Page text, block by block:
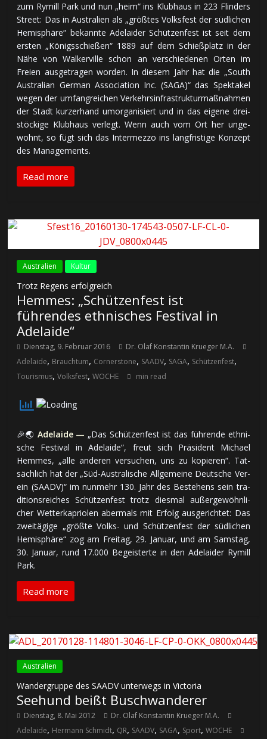
zum Rymill Park und nun „heim“ ins Klub­haus in 223 Flinders
Street: Das in Aus­tra­lien als „grö­ßtes Volks­fest der süd­li­chen
He­mi­sphä­re“ be­kann­te Ade­lai­der Schüt­zen­fest ist seit dem
ers­ten „Kö­nigs­schie­ßen“ 1889 auf dem Schieß­platz in der
Nä­he von Wal­ker­vil­le schon an ver­schie­de­nen Or­ten im
Freien aus­ge­tra­gen wor­den. In die­sem Jahr hat die „South
Aus­tralian Ger­man Associ­ation Inc. (SAGA)“ das Spek­ta­kel
we­gen der um­fang­rei­chen Ver­kehrs­in­fra­struk­tur­maß­nah­men
der Stadt kur­zer­hand um­or­ga­ni­siert und in das ei­ge­ne drei­
stö­cki­ge Klub­haus ver­legt. Wenn auch vom Ort her un­ge­
wohnt, so fügt sich das In­ter­mez­zo ins lang­fris­ti­ge Kon­zept
des Ma­na­ge­ments.
Read more
Australien Kultur
Trotz Regens erfolgreich
Hemmes: „Schützenfest ist
führendes ethnisches Festival in
Adelaide“
Dienstag, 9. Februar 2016
Dr. Olaf Konstantin Krueger M.A.
Adelaide, Brauchtum, Cornerstone, SAADV, SAGA, Schützenfest,
Tourismus,Volksfest,WOCHE min read
🎉🌏 Adelaide — „Das Schüt­zen­fest ist das füh­ren­de eth­ni­
sche Fes­ti­val in Adelaide“, freut sich Prä­si­dent Michael
Hemmes, „al­le an­de­ren ver­su­chen, uns zu ko­pie­ren“. Tat­
säch­lich hat der „Süd-Aus­tra­li­sche All­ge­mei­ne Deut­sche Ver­
ein (SAADV)“ im nun­mehr 130. Jahr des Be­ste­hens sein tra­
di­tions­rei­ches Schüt­zen­fest trotz dies­mal außer­ge­wöhn­li­
cher Wet­ter­ka­prio­len aber­mals mit Er­folg aus­ge­rich­tet: Das
zwei­tä­gi­ge „größte Volks- und Schüt­zen­fest der süd­li­chen
He­mis­phä­re“ zog am Frei­tag, 29. Ja­nu­ar, und am Sams­tag,
30. Ja­nuar, rund 17.000 Be­geis­ter­te in den Ade­lai­der Rymill
Park.
Read more
Australien
Wandergruppe des SAADV unterwegs in Victoria
Seehund beißt Buschwanderer
Dienstag, 8. Mai 2012
Dr. Olaf Konstantin Krueger M.A.
Adelaide, Hermann Schmidt, QR, SAADV, SAGA, Sport,WOCHE